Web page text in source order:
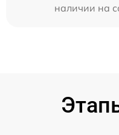
наличии на